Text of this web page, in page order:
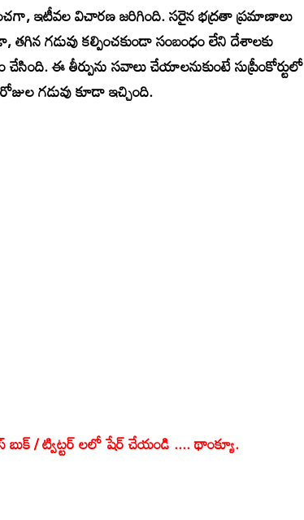
ఇటీవల విచారణ జరిగింది. సరైన భద్రతా ప్రమాణాలు
తగిన గడువు కల్పించకుండా సంబంధం లేని దేశాలకు
చేసింది. ఈ తీర్పును సవాలు చేయాలనుకుంటే సుప్రీంకోర్టులో
రోజుల గడువు కూడా ఇచ్చింది.
/ ట్విట్టర్ లలో షేర్ చేయండి .... థాంక్యూ.